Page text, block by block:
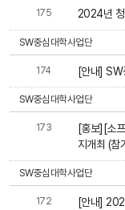
175 2024년 청
SW중심대학사업단
174 [안내] SW
SW중심대학사업단
173
[홍보][소
지개최 (
SW중심대학사업단
172
[안내]